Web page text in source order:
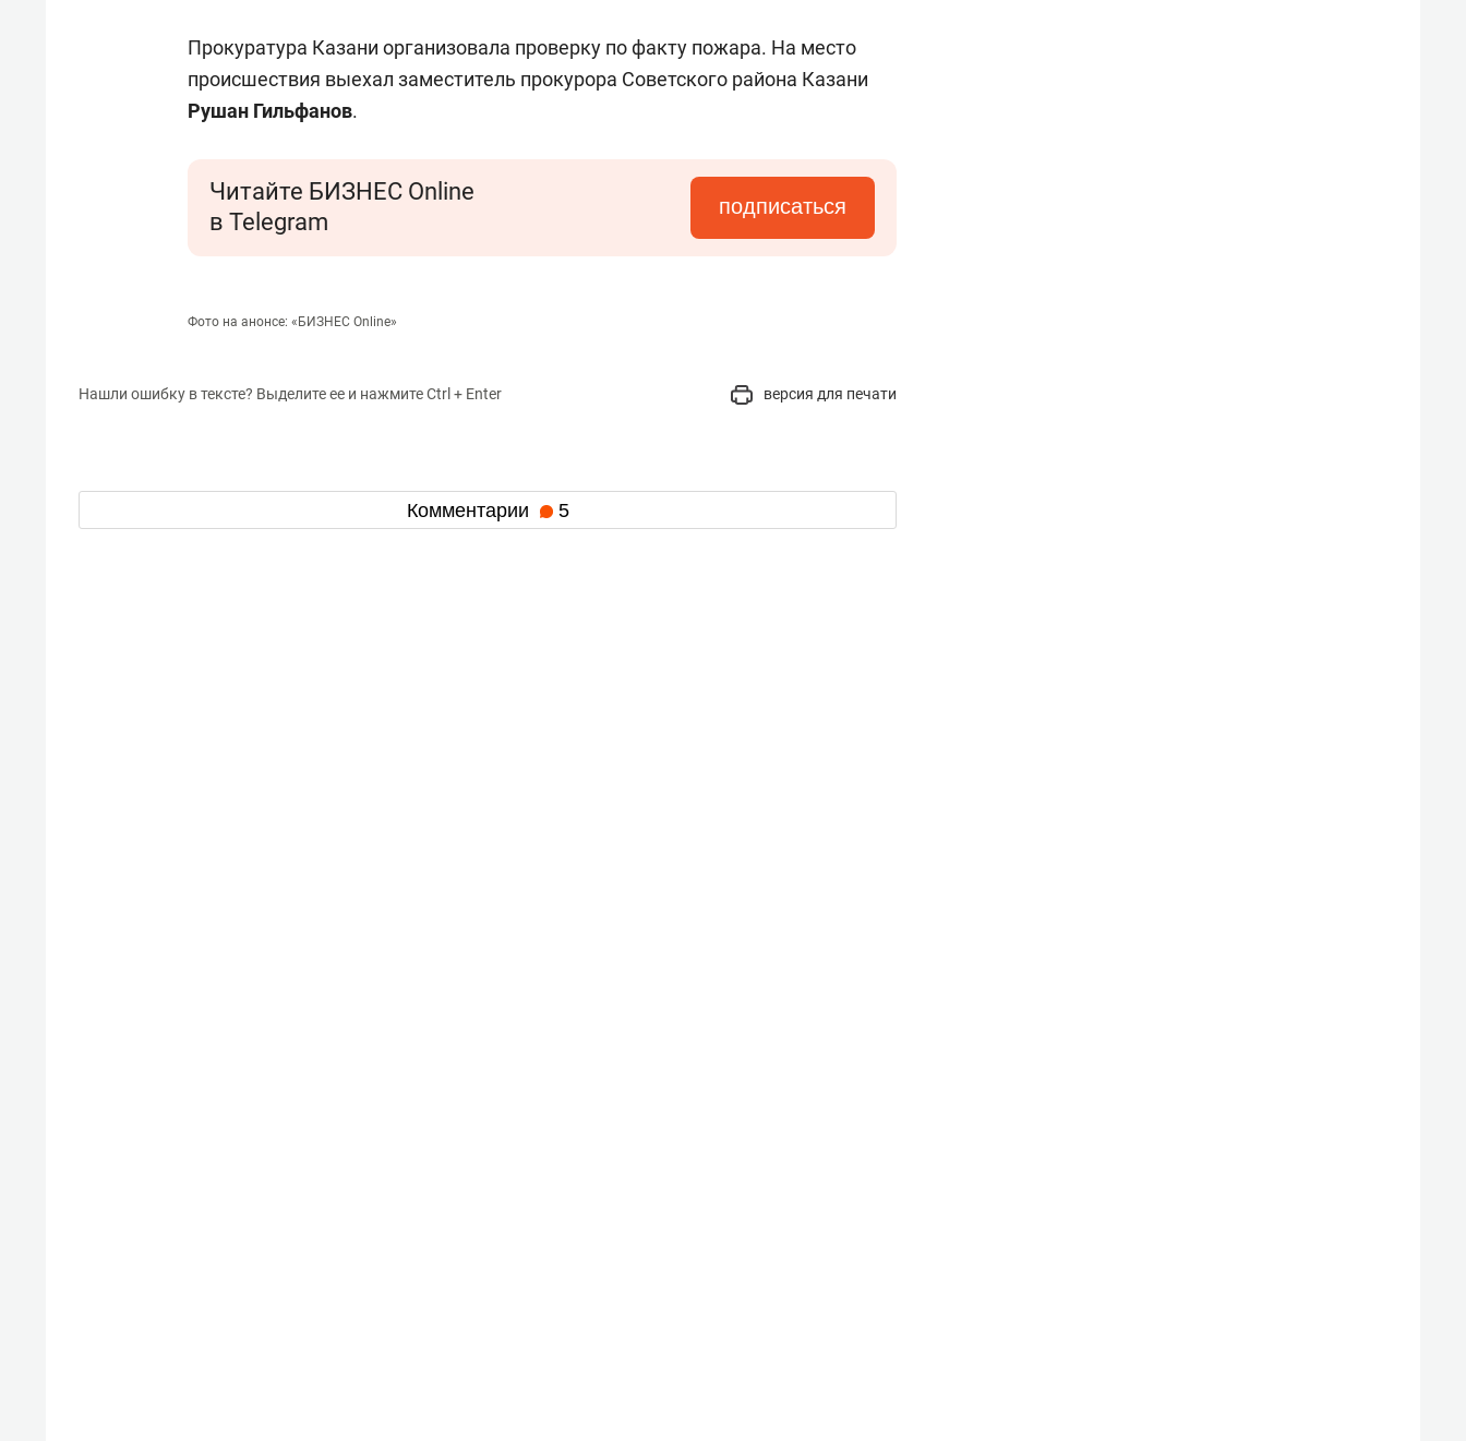
Прокуратура Казани организовала проверку по факту пожара. На место
происшествия выехал заместитель прокурора Советского района Казани
Рушан Гильфанов.
Читайте БИЗНЕС Online
в Telegram
подписаться
Фото на анонсе: «БИЗНЕС Online»
Нашли ошибку в тексте? Выделите ее и нажмите Ctrl + Enter версия для печати
Комментарии 5